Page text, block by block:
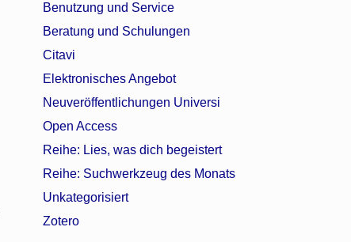
Benutzung und Service
Beratung und Schulungen
Citavi
Elektronisches Angebot
Neuveröffentlichungen Universi
Open Access
Reihe: Lies, was dich begeistert
Reihe: Suchwerkzeug des Monats
Unkategorisiert
Zotero